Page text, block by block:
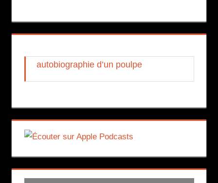
autobiographie d’un poulpe